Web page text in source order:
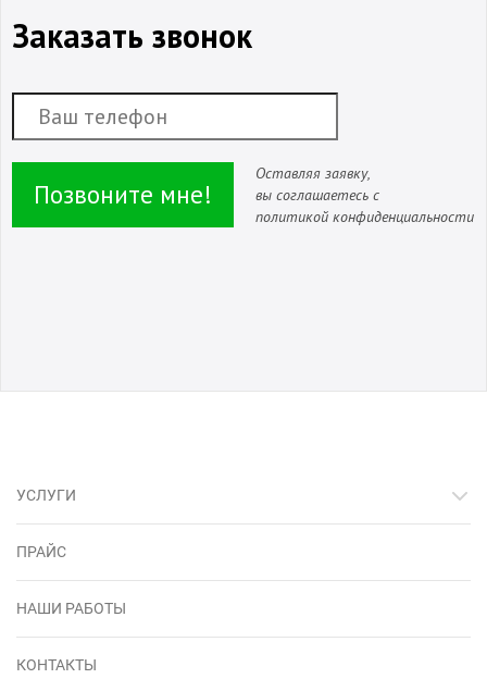
Заказать звонок
Позвоните мне!
Оставляя заявку,
вы соглашаетесь с
политикой конфиденциальности
УСЛУГИ
ПРАЙС
НАШИ РАБОТЫ
КОНТАКТЫ